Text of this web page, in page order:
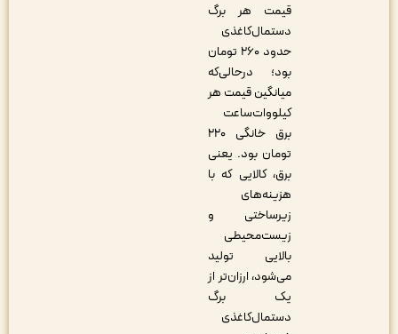
قیمت هر برگ
دستمال‌کاغذی
حدود ۲۶۰ تومان
بود؛ درحالی‌که
میانگین قیمت هر
کیلووات‌ساعت
برق خانگی ۲۲۰
تومان بود. یعنی
برق، کالایی که با
هزینه‌های
زیرساختی و
زیست‌محیطی
بالایی تولید
می‌شود، ارزان‌تر از
یک برگ
دستمال‌کاغذی